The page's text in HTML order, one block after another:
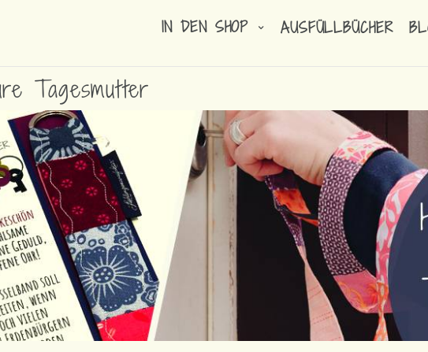
IN DEN SHOP AUSFÜLLBÜCHER
Tagesmutter